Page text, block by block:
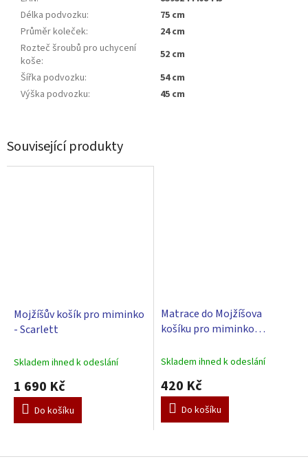
Související produkty
Mojžíšův košík pro miminko
- Scarlett
Skladem ihned k odeslání
1 690 Kč
Do košíku
Matrace do Mojžíšova
košíku pro miminko
Skladem ihned k odeslání
420 Kč
Do košíku
Délka podvozku:
75 cm
Průměr koleček:
24 cm
Rozteč šroubů pro uchycení
koše:
52 cm
Šířka podvozku:
54 cm
Výška podvozku: 45 cm